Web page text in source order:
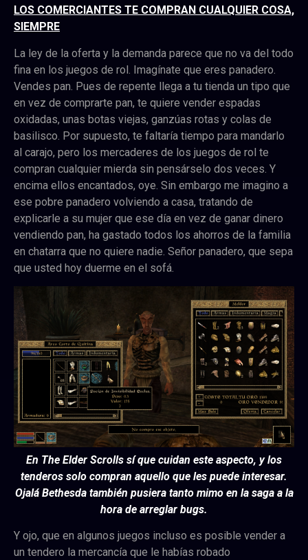
LOS COMERCIANTES TE COMPRAN CUALQUIER COSA,
SIEMPRE
La ley de la oferta y la demanda parece que no va del todo
fina en los juegos de rol. Imagínate que eres panadero.
Vendes pan. Pues de repente llega a tu tienda un tipo que
en vez de comprarte pan, te quiere vender espadas
oxidadas, unas botas viejas, ganzúas rotas y colas de
basilisco. Por supuesto, te faltaría tiempo para mandarlo
al carajo, pero los mercaderes de los juegos de rol te
compran cualquier mierda sin pensárselo dos veces. Y
encima ellos encantados, oye. Sin embargo me imagino a
ese pobre panadero volviendo a casa, tratando de
explicarle a su mujer que ese día en vez de ganar dinero
vendiendo pan, ha gastado todos los ahorros de la familia
en chatarra que no quiere nadie. Señor panadero, que sepa
que usted hoy duerme en el sofá.
En The Elder Scrolls sí que cuidan este aspecto, y los
tenderos solo compran aquello que les puede interesar.
Ojalá Bethesda también pusiera tanto mimo en la saga a la
hora de arreglar bugs.
Y ojo, que en algunos juegos incluso es posible vender a
un tendero la mercancía que le habías robado